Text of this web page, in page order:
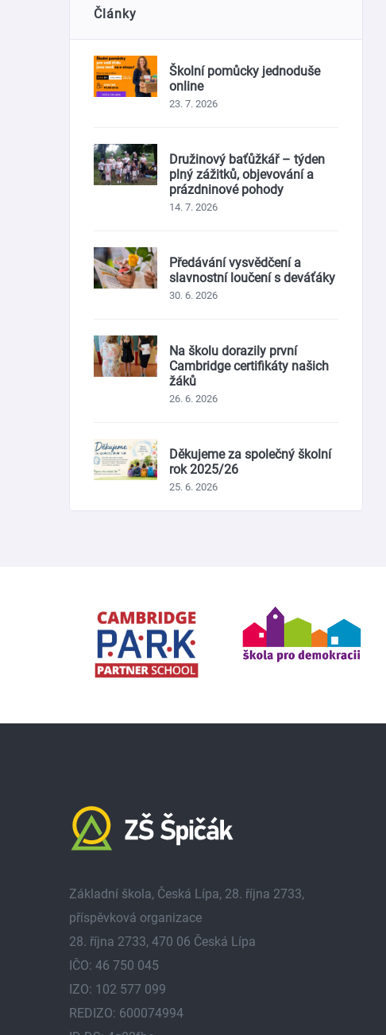
Články
Školní pomůcky jednoduše
online
23. 7. 2026
Družinový baťůžkář – týden
plný zážitků, objevování a
prázdninové pohody
14. 7. 2026
Předávání vysvědčení a
slavnostní loučení s deváťáky
30. 6. 2026
Na školu dorazily první
Cambridge certifikáty našich
žáků
26. 6. 2026
Děkujeme za společný školní
rok 2025/26
25. 6. 2026
Základní škola, Česká Lípa, 28. října 2733,
příspěvková organizace
28. října 2733, 470 06 Česká Lípa
IČO: 46 750 045
IZO: 102 577 099
REDIZO: 600074994